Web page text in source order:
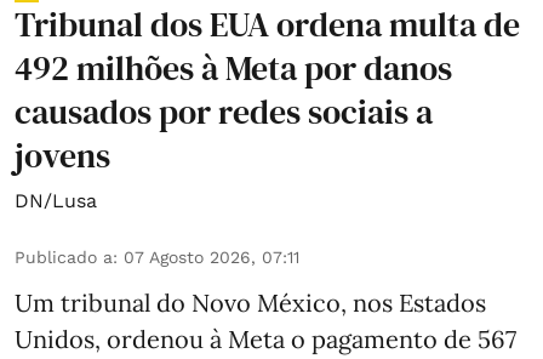
Tribunal dos EUA ordena multa de
492 milhões à Meta por danos
causados por redes sociais a
jovens
DN/Lusa
Publicado a: 07 Agosto 2026, 07:11
Um tribunal do Novo México, nos Estados
Unidos, ordenou à Meta o pagamento de 567